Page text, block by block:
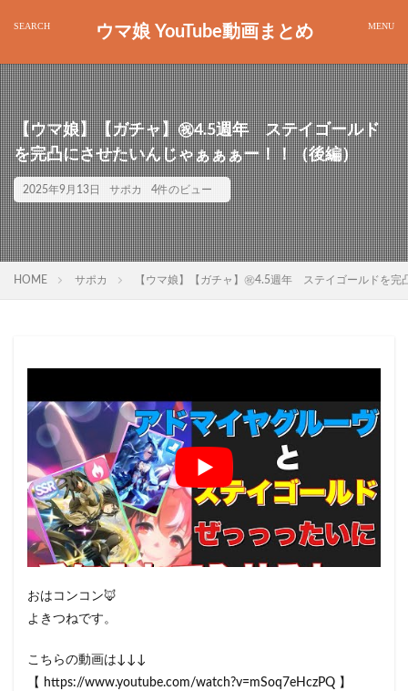
ウマ娘 YouTube動画まとめ
【ウマ娘】【ガチャ】㊗️4.5週年 ステイゴールド
を完凸にさせたいんじゃぁぁぁー！！（後編）
2025年9月13日 サポカ 4件のビュー
HOME サポカ 【ウマ娘】【ガチャ】㊗️4.5週年 ステイゴールドを完
おはコンコン🦊
よきつねです。
こちらの動画は↓↓↓
【 https://www.youtube.com/watch?v=mSoq7eHczPQ 】